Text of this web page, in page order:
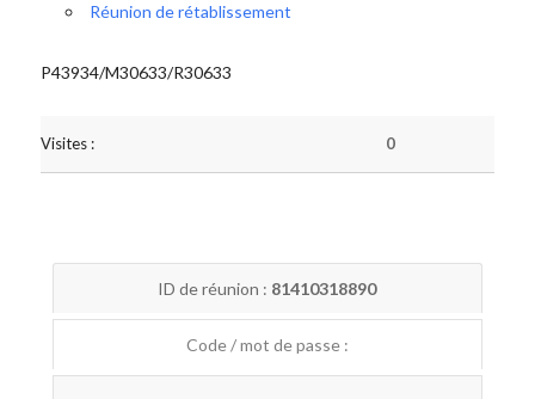
Réunion de rétablissement
P43934/M30633/R30633
Visites : 0
ID de réunion : 81410318890
Code / mot de passe :